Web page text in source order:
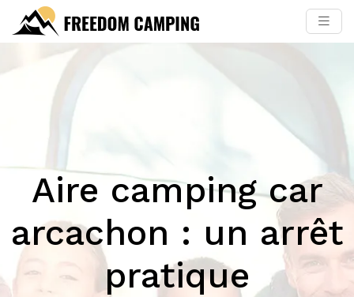
Aire camping car
arcachon : un arrêt
pratique